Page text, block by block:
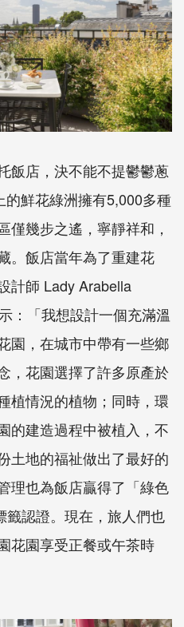
飯店，決不能不提鬱鬱蔥
鮮花綠洲擁有5,000多種
僅幾步之遙，寧靜祥和，
。飯店當年為了重建花
計師 Lady Arabella
：「我想設計一個充滿溫
園，在城市中帶有一些鄉
，花園選擇了許多原產於
植情況的植物；同時，環
的建造過程中被植入，不
土地的福祉做出了最好的
理也為飯店贏得了「綠色
籤認證。現在，旅人們也
花園享受正餐或午茶時